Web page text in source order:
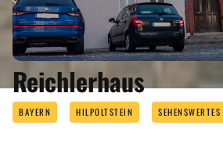
THEMEN
ANGEBOTE
Reichlerhaus
BAYERN HILPOLTSTEIN SEHENSWERTES